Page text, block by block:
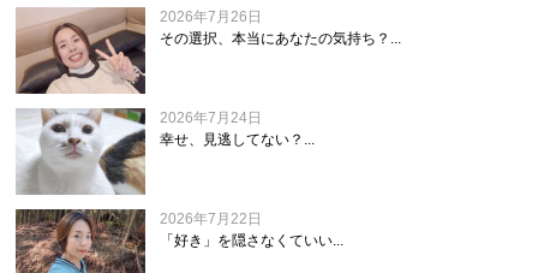
2026年7月26日
その選択、本当にあなたの気持ち？...
2026年7月24日
幸せ、見逃してない？...
2026年7月22日
「好き」を隠さなくていい...